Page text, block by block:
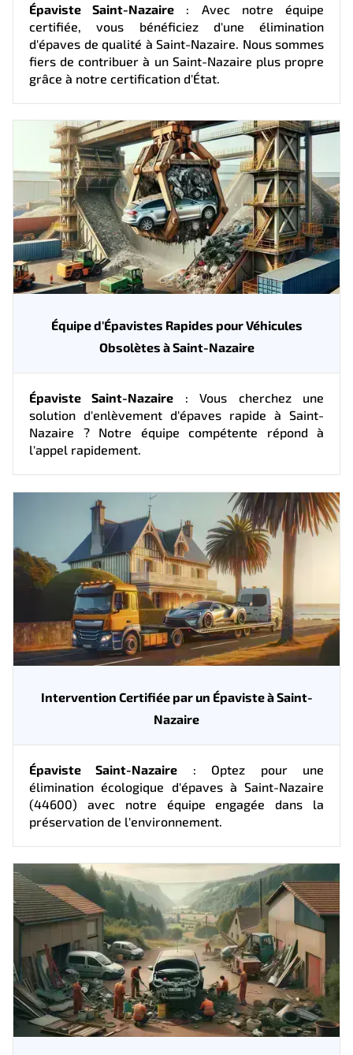
Épaviste Saint-Nazaire : Avec notre équipe
certifiée, vous bénéficiez d'une élimination
d'épaves de qualité à Saint-Nazaire. Nous sommes
fiers de contribuer à un Saint-Nazaire plus propre
grâce à notre certification d'État.
Équipe d'Épavistes Rapides pour Véhicules
Obsolètes à Saint-Nazaire
Épaviste Saint-Nazaire : Vous cherchez une
solution d'enlèvement d'épaves rapide à Saint-
Nazaire ? Notre équipe compétente répond à
l'appel rapidement.
Intervention Certifiée par un Épaviste à Saint-
Nazaire
Épaviste Saint-Nazaire : Optez pour une
élimination écologique d'épaves à Saint-Nazaire
(44600) avec notre équipe engagée dans la
préservation de l'environnement.